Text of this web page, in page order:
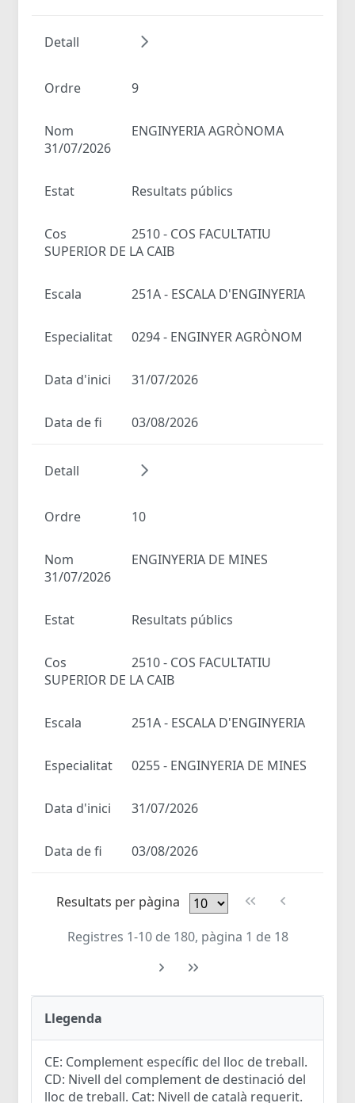
Detall
Ordre 9
Nom
ENGINYERIA AGRÒNOMA
31/07/2026
Estat Resultats públics
Cos
2510 - COS FACULTATIU
SUPERIOR DE LA CAIB
Escala 251A - ESCALA D'ENGINYERIA
Especialitat 0294 - ENGINYER AGRÒNOM
Data d'inici 31/07/2026
Data de fi 03/08/2026
Detall
Ordre 10
Nom
ENGINYERIA DE MINES
31/07/2026
Estat Resultats públics
Cos
2510 - COS FACULTATIU
SUPERIOR DE LA CAIB
Escala 251A - ESCALA D'ENGINYERIA
Especialitat 0255 - ENGINYERIA DE MINES
Data d'inici 31/07/2026
Data de fi 03/08/2026
Resultats per pàgina
Registres 1-10 de 180, pàgina 1 de 18
Llegenda
CE: Complement específic del lloc de treball.
CD: Nivell del complement de destinació del
lloc de treball. Cat: Nivell de català requerit.